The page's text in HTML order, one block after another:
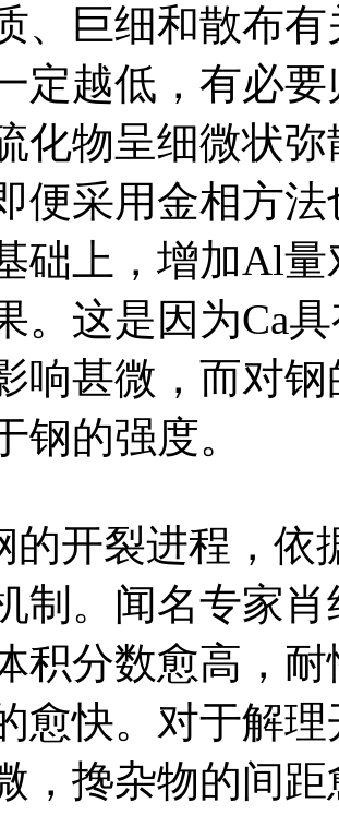
、巨细和散布
定越低，有必
化物呈细微状
便采用金相方
础上，增加Al
。这是因为Ca
响甚微，而对
钢的强度。
的开裂进程，
制。闻名专家
积分数愈高，
愈快。对于解
，搀杂物的间